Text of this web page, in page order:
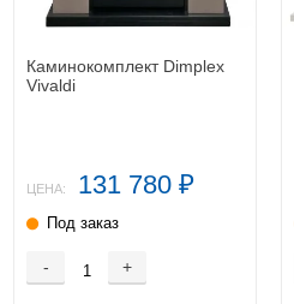
Каминокомплект Dimplex
Vivaldi
ЦЕНА: 131 780 ₽
Под заказ
- +